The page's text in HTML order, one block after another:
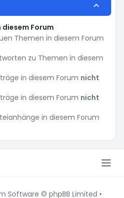
Forum
Themen in diesem Forum
zu Themen in diesem
in diesem Forum nicht
in diesem Forum nicht
in diesem Forum
Software © phpBB Limited •